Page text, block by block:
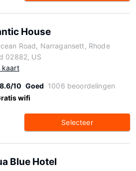
House
Road, Narragansett, Rhode
02882, US
kaart
8.6/10 Goed 1006 beoordelingen
wifi
Selecteer
Blue Hotel